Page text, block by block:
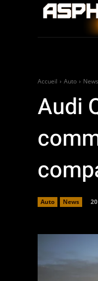
Accueil Auto News
Audi
Auto News